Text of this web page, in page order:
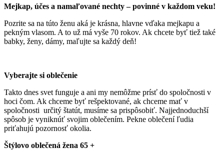
Mejkap, účes a namaľované nechty – povinné v každom veku!
Pozrite sa na túto ženu aká je krásna, hlavne vďaka mejkapu a
pekným vlasom. A to už má vyše 70 rokov. Ak chcete byť tiež také
babky, ženy, dámy, maľujte sa každý deň!
Vyberajte si oblečenie
Takto dnes svet funguje a ani my nemôžme prísť do spoločnosti v
hoci čom. Ak chceme byť rešpektované, ak chceme mať v
spoločnosti určitý štatút, musíme sa prispôsobiť. Najjednoduchší
spôsob je vyniknúť svojim oblečením. Pekne oblečení ľudia
priťahujú pozornosť okolia.
Štýlovo oblečená žena 65 +